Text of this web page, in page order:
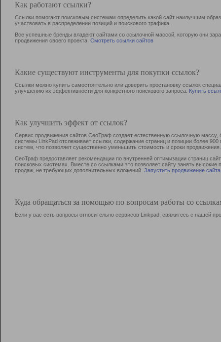
Как работают ссылки?
Ссылки помогают поисковым системам определить какой сайт наилучшим
участвовать в раcпределении позиций и поискового трафика.
Все успешные бренды владеют сайтами со ссылочной массой, которую они
продвижения своего проекта. Смотреть ссылки сайтов
Какие существуют инструменты для покупки ссылок?
Ссылки можно купить самостоятельно или доверить простановку ссылок
улучшению их эффективности для конкретного поискового запроса. Купить
Как улучшить эффект от ссылок?
Сервис продвижения сайтов СеоТраф создает естественную ссылочную
системы LinkPad отслеживает ссылки, содержание страниц и позиции более
систем, что позволяет существенно уменьшить стоимость и сроки продвижения.
СеоТраф предоставляет рекомендации по внутренней оптимизации страниц
поисковых системах. Вместе со ссылками это позволяет сайту занять
продаж, не требующих дополнительных вложений. Запустить продвижение сайта
Куда обращаться за помощью по вопросам работы со
Если у вас есть вопросы относительно сервисов Linkpad, свяжитесь с нашей